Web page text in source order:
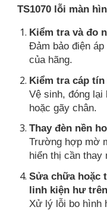
TS1070 lỗi màn
Kiểm tra và đo
Đảm bảo điện
của hãng.
Kiểm tra cáp tín
Vệ sinh, đóng lại
hoặc gãy chân.
Thay đèn nền
Trường hợp mờ
hiển thị cần thay
Sửa chữa hoặc
linh kiện hư
Xử lý lỗi bo hình